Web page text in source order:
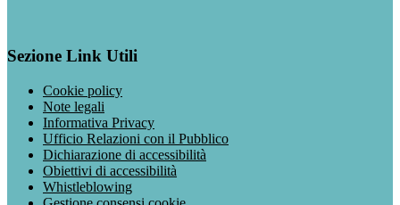
Sezione Link Utili
Cookie policy
Note legali
Informativa Privacy
Ufficio Relazioni con il Pubblico
Dichiarazione di accessibilità
Obiettivi di accessibilità
Whistleblowing